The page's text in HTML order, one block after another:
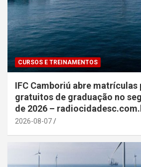
CURSOS E TREINAMENTOS
IFC Camboriú abre matrículas
gratuitos de graduação no
de 2026 –
2026-08-07